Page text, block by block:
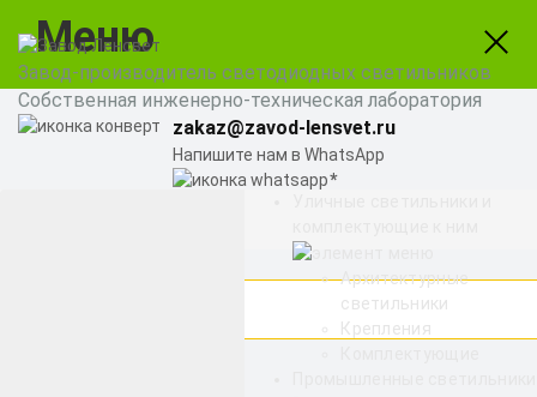
Меню
Завод-производитель светодиодных светильников
Собственная инженерно-техническая лаборатория
zakaz@zavod-lensvet.ru
Напишите нам в WhatsApp
Архитектурные
светильники
Крепления